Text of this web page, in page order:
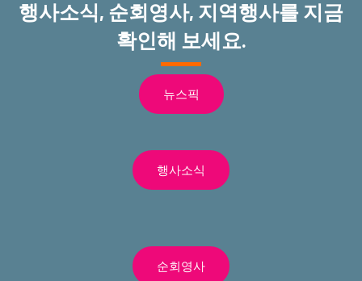
행사소식, 순회영사, 지역행사를 지금
확인해 보세요.
뉴스픽
행사소식
순회영사